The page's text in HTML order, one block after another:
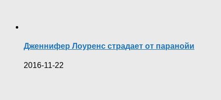
Дженнифер Лоуренс страдает от паранойи
2016-11-22